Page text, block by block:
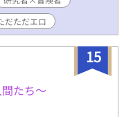
だただエロ
15
たち〜